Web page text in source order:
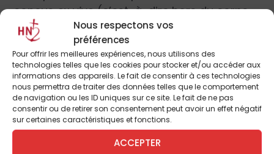
Nous respectons vos
préférences
Pour offrir les meilleures expériences, nous utilisons des
technologies telles que les cookies pour stocker et/ou accéder aux
informations des appareils. Le fait de consentir à ces technologies
nous permettra de traiter des données telles que le comportement
de navigation ou les ID uniques sur ce site. Le fait de ne pas
consentir ou de retirer son consentement peut avoir un effet négatif
sur certaines caractéristiques et fonctions.
ACCEPTER
conçusex vivo(c’est-à-dire hors du corps
de la femme), à partir uniquement de tissus
ovariens. Là encore, un large éventail de
choix sera offert aux couples. Le biologiste
Jacques Testart parle en ces termes :« Il ne
devrait échapper à personne que cette
stratégie sous-tend une véritable révolution
eugénique puisque tout couple pourrait
faire “évaluer” en un seul jour autant d